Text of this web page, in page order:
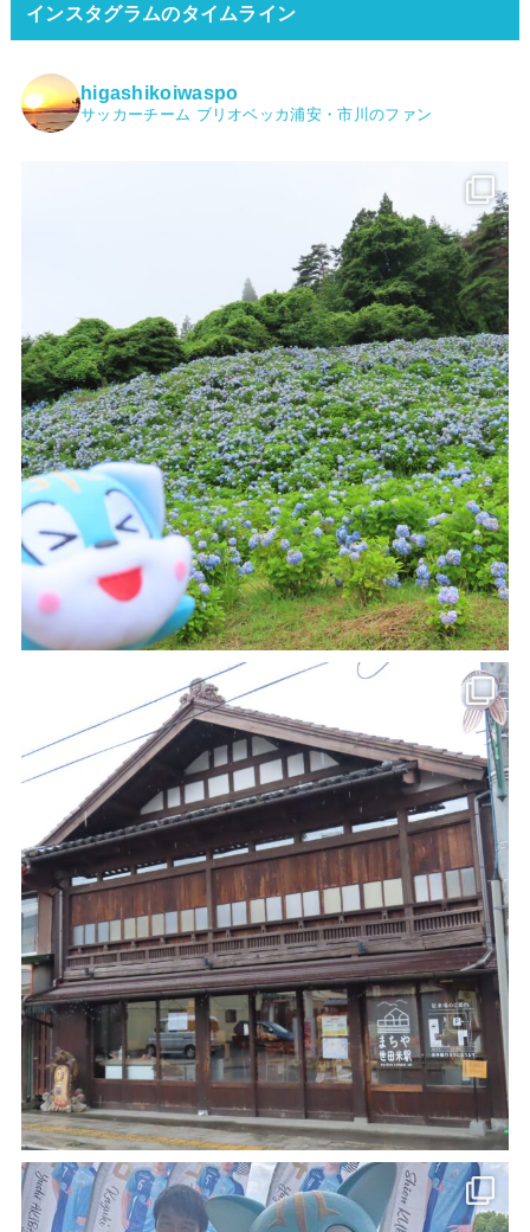
インスタグラムのタイムライン
higashikoiwaspo
サッカーチーム ブリオベッカ浦安・市川のファン